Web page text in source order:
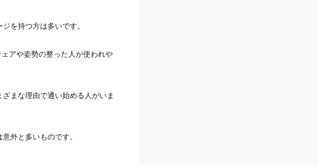
を持つ方は多いです。
アや姿勢の整った人が使われや
まな理由で通い始める人がいま
外と多いものです。